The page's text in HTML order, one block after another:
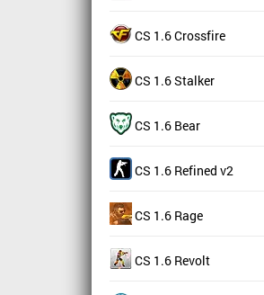
CS 1.6 Crossfire
CS 1.6 Stalker
CS 1.6 Bear
CS 1.6 Refined v2
CS 1.6 Rage
CS 1.6 Revolt